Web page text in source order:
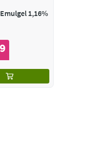
1,16%